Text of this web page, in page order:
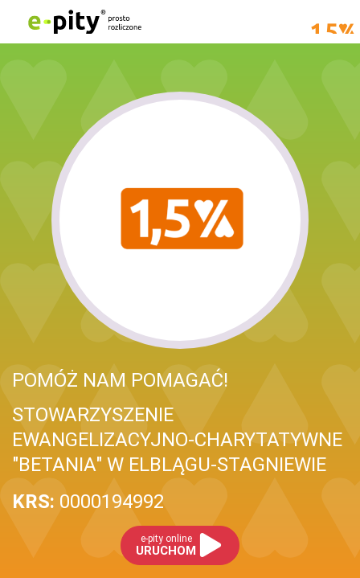
POMÓŻ NAM POMAGAĆ!
STOWARZYSZENIE
EWANGELIZACYJNO-CHARYTATYWNE
"BETANIA" W ELBLĄGU-STAGNIEWIE
KRS: 0000194992
e-pity online
URUCHOM